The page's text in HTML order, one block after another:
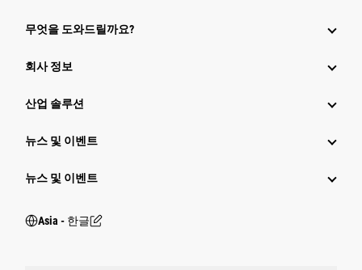
무엇을 도와드릴까요?
회사 정보
산업 솔루션
뉴스 및 이벤트
뉴스 및 이벤트
Asia - 한글